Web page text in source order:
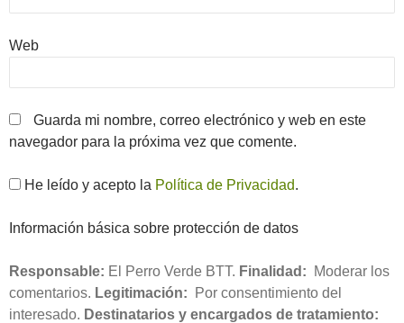
Web
Guarda mi nombre, correo electrónico y web en este
navegador para la próxima vez que comente.
He leído y acepto la Política de Privacidad.
Información básica sobre protección de datos
Responsable: El Perro Verde BTT. Finalidad: Moderar los
comentarios. Legitimación: Por consentimiento del
interesado. Destinatarios y encargados de tratamiento: